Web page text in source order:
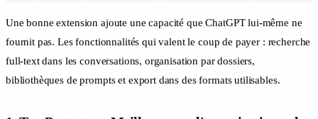
Une bonne extension ajoute une capacité que ChatGPT lui-même ne
fournit pas. Les fonctionnalités qui valent le coup de payer : recherche
full-text dans les conversations, organisation par dossiers,
bibliothèques de prompts et export dans des formats utilisables.